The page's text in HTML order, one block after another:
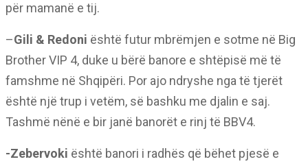
për mamanë e tij.
–Gili & Redoni është futur mbrëmjen e sotme në Big
Brother VIP 4, duke u bërë banore e shtëpisë më të
famshme në Shqipëri. Por ajo ndryshe nga të tjerët
është një trup i vetëm, së bashku me djalin e saj.
Tashmë nënë e bir janë banorët e rinj të BBV4.
-Zebervoki është banori i radhës që bëhet pjesë e